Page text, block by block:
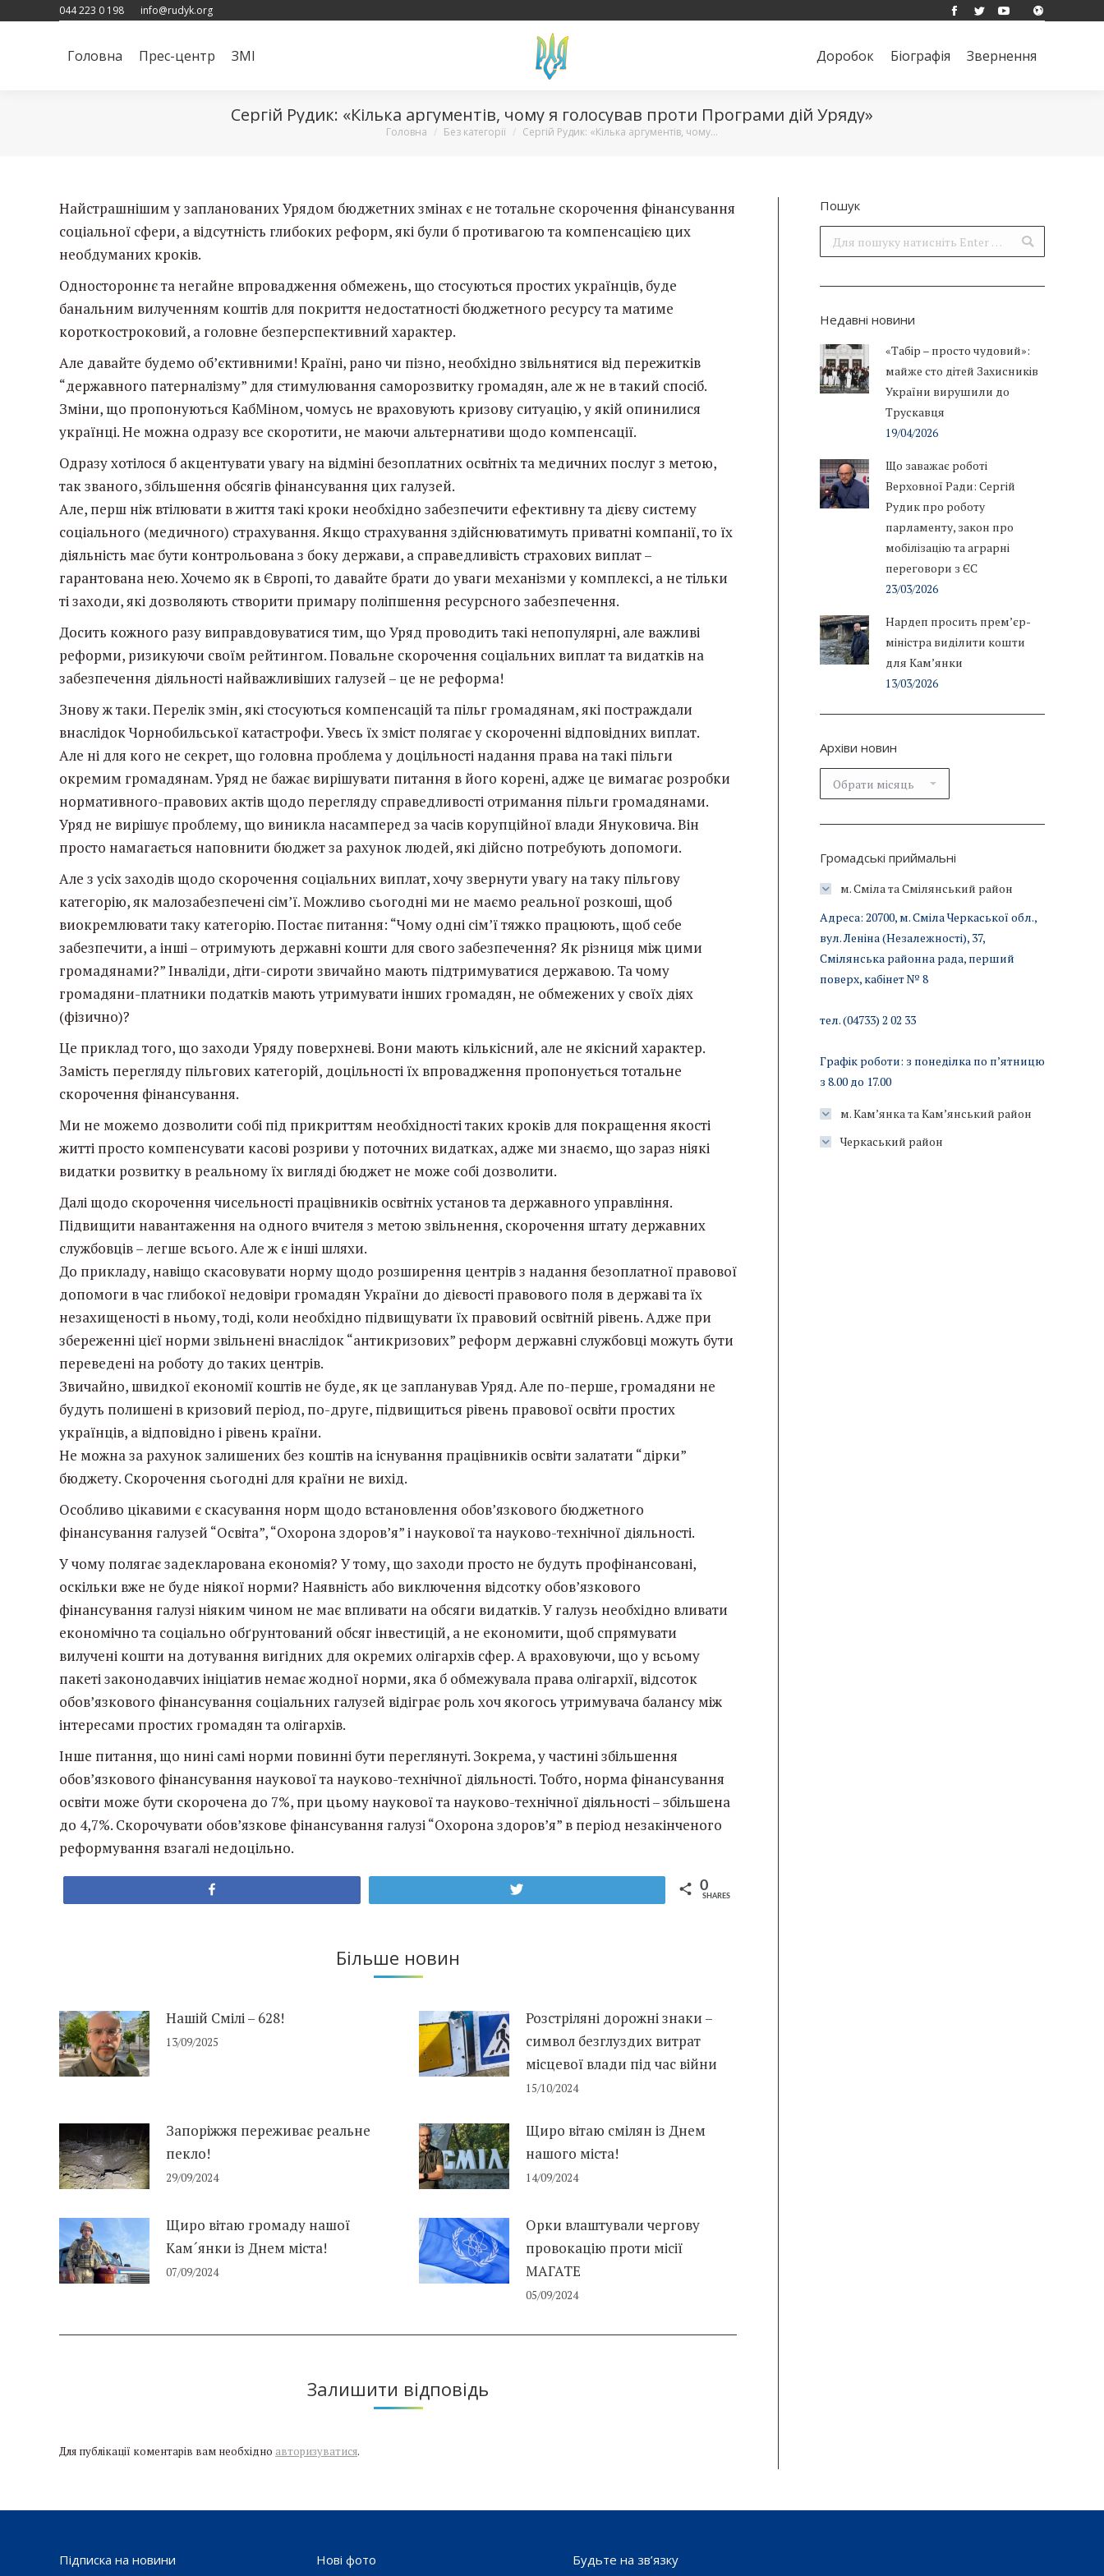
044 223 0 198 info@rudyk.org
Facebook
TwitterYouTube
Головна Прес-центр ЗМІ Доробок Біографія Звернення
Сергій Рудик: «Кілька аргументів, чому я голосував проти Програми дій Уряду»
Вы здесь:
Головна Без категорії Сергій Рудик: «Кілька аргументів, чому…
Найстрашнішим у запланованих Урядом бюджетних змінах є не тотальне скорочення фінансування
соціальної сфери, а відсутність глибоких реформ, які були б противагою та компенсацією цих
необдуманих кроків.
Одностороннє та негайне впровадження обмежень, що стосуються простих українців, буде
банальним вилученням коштів для покриття недостатності бюджетного ресурсута матиме
короткостроковий, а головне безперспективний характер.
Але давайте будемо об’єктивними! Країні, рано чи пізно, необхідно звільнятися від пережитків
“державного патерналізму” для стимулювання саморозвитку громадян, але ж не в такий спосіб.
Зміни, що пропонуються КабМіном, чомусь не враховують кризову ситуацію, у якій опинилися
українці. Не можна одразу все скоротити, не маючи альтернативи щодо компенсації.
Одразу хотілося б акцентувати увагу на відміні безоплатних освітніх та медичних послуг з метою,
так званого, збільшення обсягів фінансування цих галузей.
Але, перш ніж втілювати в життя такі кроки необхідно забезпечити ефективну та дієву систему
соціального (медичного) страхування. Якщо страхування здійснюватимуть приватні компанії, то їх
діяльність має бути контрольована з боку держави, а справедливість страхових виплат –
гарантована нею. Хочемо як в Європі, то давайте брати до уваги механізми у комплексі, а не тільки
ті заходи, які дозволяють створити примару поліпшення ресурсного забезпечення.
Досить кожного разу виправдовуватися тим, що Уряд проводить такі непопулярні, але важливі
реформи, ризикуючи своїм рейтингом. Повальне скорочення соціальних виплат та видатків на
забезпечення діяльності найважливіших галузей – це не реформа!
Знову ж таки. Перелік змін, які стосуються компенсацій та пільг громадянам, які постраждали
внаслідок Чорнобильської катастрофи. Увесь їх зміст полягає у скороченні відповідних виплат.
Але ні для кого не секрет, що головна проблема у доцільності надання права на такі пільги
окремим громадянам. Уряд не бажає вирішувати питання в його корені, адже це вимагає розробки
нормативного-правових актів щодо перегляду справедливості отримання пільги громадянами.
Уряд не вирішує проблему, що виникла насамперед за часів корупційної влади Януковича. Він
просто намагається наповнити бюджет за рахунок людей, які дійсно потребують допомоги.
Але з усіх заходів щодо скорочення соціальних виплат, хочу звернути увагу на таку пільгову
категорію, як малозабезпечені сім’ї. Можливо сьогодні ми не маємо реальної розкоші, щоб
виокремлювати таку категорію. Постає питання: “Чому одні сім’ї тяжко працюють, щоб себе
забезпечити, а інші – отримують державні кошти для свого забезпечення? Як різниця між цими
громадянами?” Інваліди, діти-сироти звичайно мають підтримуватися державою. Та чому
громадяни-платники податків мають утримувати інших громадян, не обмежених у своїх діях
(фізично)?
Це приклад того, що заходи Уряду поверхневі. Вони мають кількісний, але не якісний характер.
Замість перегляду пільгових категорій, доцільності їх впровадження пропонується тотальне
скорочення фінансування.
Ми не можемо дозволити собі під прикриттям необхідності таких кроків для покращення якості
житті просто компенсувати касові розриви у поточних видатках, адже ми знаємо, що зараз ніякі
видатки розвитку в реальному їх вигляді бюджет не може собі дозволити.
Далі щодо скорочення чисельності працівників освітніх установ та державного управління.
Підвищити навантаження на одного вчителя з метою звільнення, скорочення штату державних
службовців – легше всього. Але ж є інші шляхи.
До прикладу, навіщо скасовувати норму щодо розширення центрів з надання безоплатної правової
допомоги в час глибокої недовіри громадян України до дієвості правового поля в державі та їх
незахищеності в ньому, тоді, коли необхідно підвищувати їх правовий освітній рівень. Адже при
збереженні цієї норми звільнені внаслідок “антикризових” реформ державні службовці можуть бути
переведені на роботу до таких центрів.
Звичайно, швидкої економії коштів не буде, як це запланував Уряд. Але по-перше, громадяни не
будуть полишені в кризовий період, по-друге, підвищиться рівень правової освіти простих
українців, а відповідно і рівень країни.
Не можна за рахунок залишених без коштів на існування працівників освіти залатати “дірки”
бюджету. Скорочення сьогодні для країни не вихід.
Особливо цікавими є скасування норм щодо встановлення обов’язкового бюджетного
фінансування галузей “Освіта”, “Охорона здоров’я” і наукової та науково-технічної діяльності.
У чому полягає задекларована економія? У тому, що заходи просто не будуть профінансовані,
оскільки вже не буде ніякої норми? Наявність або виключення відсотку обов’язкового
фінансування галузі ніяким чином не має впливати на обсяги видатків. У галузь необхідно вливати
економічно та соціально обґрунтований обсяг інвестицій, а не економити, щоб спрямувати
вилучені кошти на дотування вигідних для окремих олігархів сфер. А враховуючи, що у всьому
пакеті законодавчих ініціатив немає жодної норми, яка б обмежувала права олігархії, відсоток
обов’язкового фінансування соціальних галузей відіграє роль хоч якогось утримувача балансу між
інтересами простих громадян та олігархів.
Інше питання, що нині самі норми повинні бути переглянуті. Зокрема, у частині збільшення
обов’язкового фінансування наукової та науково-технічної діяльності. Тобто, норма фінансування
освіти може бути скорочена до 7%, при цьому наукової та науково-технічної діяльності – збільшена
до 4,7%. Скорочувати обов’язкове фінансування галузі “Охорона здоров’я” в період незакінченого
реформування взагалі недоцільно.
0
SHARES
Більше новин
Нашій Смілі – 628!
13/09/2025
Розстріляні дорожні знаки –
символ безглуздих витрат
місцевої влади під час війни
15/10/2024
Запоріжжя переживає реальне
пекло!
29/09/2024
Щиро вітаю смілян із Днем
нашого міста!
14/09/2024
Щиро вітаю громаду нашої
Кам´янки із Днем міста!
07/09/2024
Орки влаштували чергову
провокацію проти місії
МАГАТЕ
05/09/2024
Залишити відповідь
Для публікації коментарів вам необхідно авторизуватися.
Пошук
Поиск:
Недавні новини
«Табір – просто чудовий»:
майже сто дітей Захисників
України вирушили до
Трускавця
19/04/2026
Що заважає роботі
Верховної Ради: Сергій
Рудик про роботу
парламенту, закон про
мобілізацію та аграрні
переговори з ЄС
23/03/2026
Нардеп просить прем’єр-
міністра виділити кошти
для Кам’янки
13/03/2026
Архіви новин
Архіви
новин
Громадські приймальні
м. Сміла та Смілянський район
Адреса: 20700, м. Сміла Черкаської обл.,
вул. Леніна (Незалежності), 37,
Смілянська районна рада, перший
поверх, кабінет № 8
тел. (04733) 2 02 33
Графік роботи: з понеділка по п’ятницю
з 8.00 до 17.00
м. Кам’янка та Кам’янський район
Черкаський район
Підписка на новини Нові фото Будьте на зв’язку
Головна Прес-центр ЗМІ Доробок Біографія Звернення